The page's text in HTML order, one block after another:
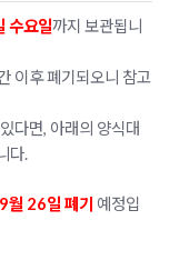
수요일까지 보관됩니
이후 폐기되오니 참고
다면, 아래의 양식대
다.
9월 26일 폐기 예정입